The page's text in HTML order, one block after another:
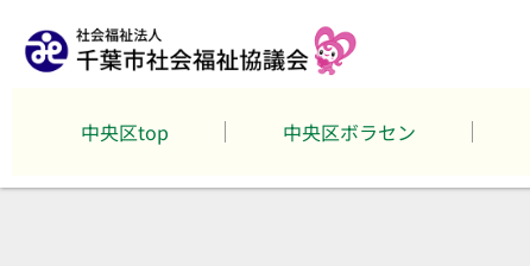
中央区top 中央区ボラセン